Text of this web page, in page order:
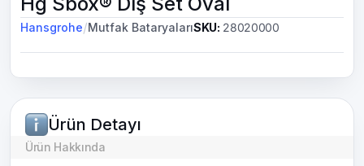
Hansgrohe/Mutfak BataryalarıSKU: 28020000
Ürün Detayı
Ürün Hakkında